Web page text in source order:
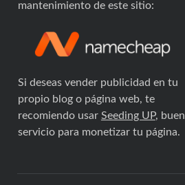
mantenimiento de este sitio:
Si deseas vender publicidad en tu
propio blog o página web, te
recomiendo usar Seeding UP, buen
servicio para monetizar tu página.